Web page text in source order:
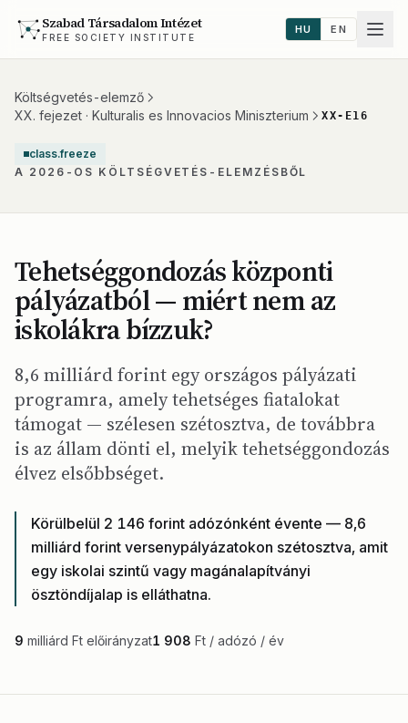
Szabad Társadalom Intézet
FREE SOCIETY INSTITUTE
HU EN
Költségvetés-elemző
XX. fejezet · Kulturalis es Innovacios Miniszterium
XX-E16
class.freeze
A 2026-OS KÖLTSÉGVETÉS-ELEMZÉSBŐL
Tehetséggondozás központi
pályázatból — miért nem az
iskolákra bízzuk?
8,6 milliárd forint egy országos pályázati
programra, amely tehetséges fiatalokat
támogat — szélesen szétosztva, de továbbra
is az állam dönti el, melyik tehetséggondozás
élvez elsőbbséget.
Körülbelül 2 146 forint adózónként évente — 8,6
milliárd forint versenypályázatokon szétosztva, amit
egy iskolai szintű vagy magánalapítványi
ösztöndíjalap is elláthatna.
9 milliárd Ft előirányzat1 908 Ft / adózó / év